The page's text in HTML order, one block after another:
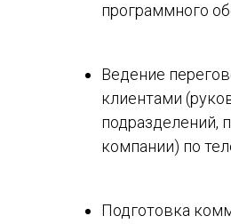
программного
Ведение
клиентами
подразделений,
компании) по
Подготовка